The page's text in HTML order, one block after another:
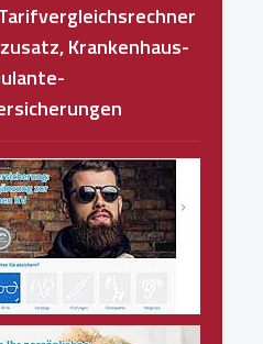
Krankenhaus-